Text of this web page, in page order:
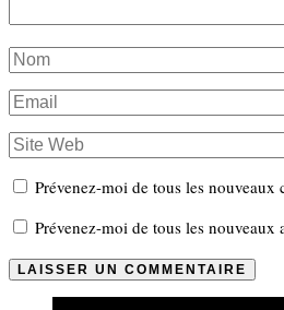
Prévenez-moi de tous les nouveaux
Prévenez-moi de tous les nouveaux